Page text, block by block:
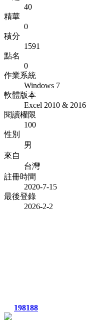
40
精華
0
積分
1591
點名
0
作業系統
Windows 7
軟體版本
Excel 2010 & 2016
閱讀權限
100
性別
男
來自
台灣
註冊時間
2020-7-15
最後登錄
2026-2-2
198188